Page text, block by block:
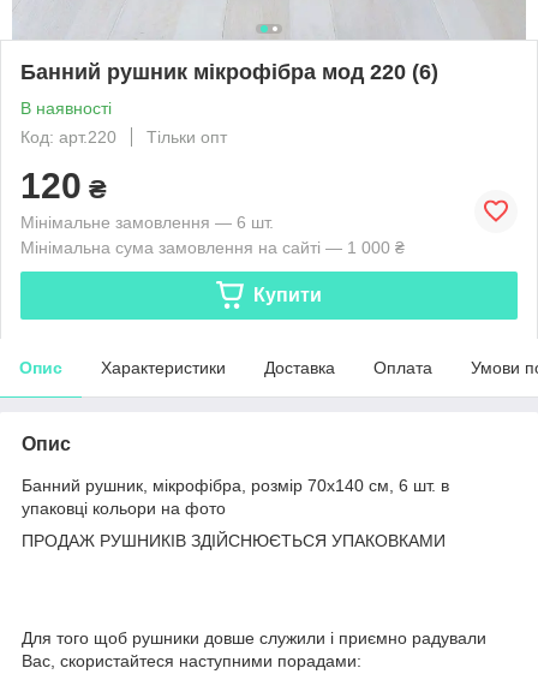
Банний рушник мікрофібра мод 220 (6)
В наявності
Код: арт.220
Тільки опт
120 ₴
Мінімальне замовлення — 6 шт.
Мінімальна сума замовлення на сайті — 1 000 ₴
Купити
Опис Характеристики Доставка Оплата Умови
Опис
Банний рушник, мікрофібра, розмір 70х140 см, 6 шт. в
упаковці кольори на фото
ПРОДАЖ РУШНИКІВ ЗДІЙСНЮЄТЬСЯ УПАКОВКАМИ
Для того щоб рушники довше служили і приємно радували
Вас, скористайтеся наступними порадами: